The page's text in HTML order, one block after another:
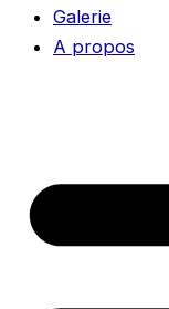
Galerie
A propos